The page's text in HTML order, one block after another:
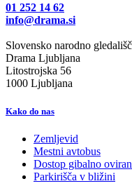
01 252 14 62
info@drama.si
Slovensko narodno
Drama Ljubljana
Litostrojska 56
1000 Ljubljana
Kako do nas
Zemljevid
Mestni avtobus
Dostop gibalno
Parkirišča v bližini